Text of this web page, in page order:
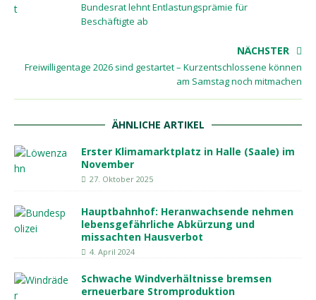
Bundesrat lehnt Entlastungsprämie für
Beschäftigte ab
NÄCHSTER
Freiwilligentage 2026 sind gestartet – Kurzentschlossene können
am Samstag noch mitmachen
ÄHNLICHE ARTIKEL
Erster Klimamarktplatz in Halle (Saale) im
November
27. Oktober 2025
Hauptbahnhof: Heranwachsende nehmen
lebensgefährliche Abkürzung und
missachten Hausverbot
4. April 2024
Schwache Windverhältnisse bremsen
erneuerbare Stromproduktion